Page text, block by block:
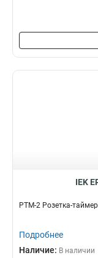
IEK
РТМ-2 Розетка-
Подробнее
Наличие: В наличии